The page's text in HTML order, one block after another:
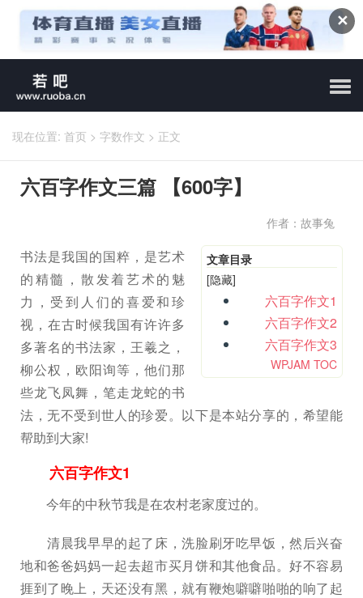
✕
现在位置: 首页 > 字数作文 > 正文
六百字作文三篇 【600字】
作者：故事兔
文章目录
[隐藏]
六百字作文1
六百字作文2
六百字作文3
WPJAM TOC
书法是我国的国粹，是艺术
的精髓，散发着艺术的魅
力，受到人们的喜爱和珍
视，在古时候我国有许许多
多著名的书法家，王羲之，
柳公权，欧阳询等，他们那
些龙飞凤舞，笔走龙蛇的书
法，无不受到世人的珍爱。以下是本站分享的，希望能
帮助到大家!
六百字作文1
今年的中秋节我是在农村老家度过的。
清晨我早早的起了床，洗脸刷牙吃早饭，然后兴奋
地和爸爸妈妈一起去超市买月饼和其他食品。好不容易
捱到了晚上，天还没有黑，就有鞭炮噼噼啪啪的响了起